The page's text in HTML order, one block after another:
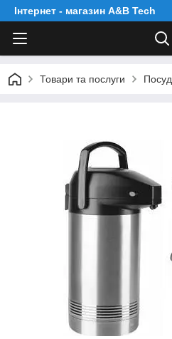
Інтернет - магазин A&B Tech
Товари та послуги Посуд